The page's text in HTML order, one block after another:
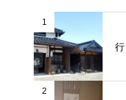
1
行
2